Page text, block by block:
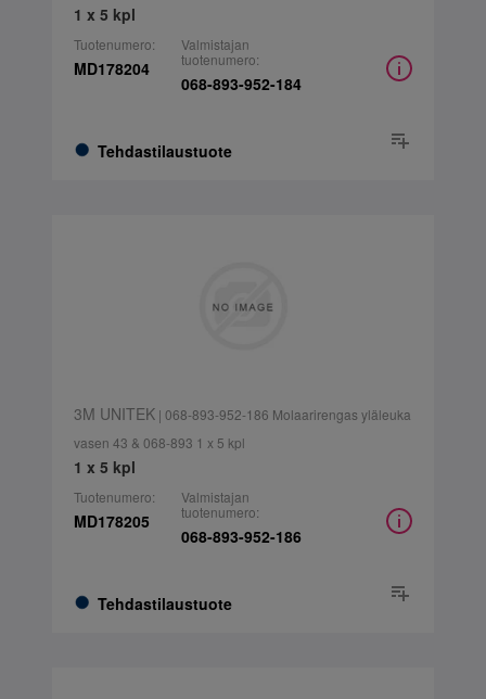
1 x 5 kpl
Tuotenumero:
MD178204
Tehdastilaustuote
Valmistajan
tuotenumero:
068-893-952-184
3M UNITEK| 068-893-952-186 Molaarirengas yläleuka
vasen 43 & 068-893 1 x 5 kpl
1 x 5 kpl
Tuotenumero:
MD178205
Tehdastilaustuote
Valmistajan
tuotenumero:
068-893-952-186